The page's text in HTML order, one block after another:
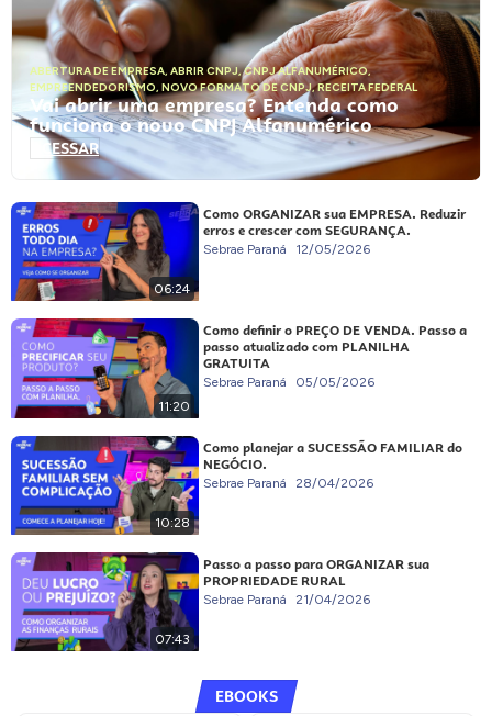
ABERTURA DE EMPRESA, ABRIR CNPJ,CNPJ ALFANUMÉRICO,
EMPREENDEDORISMO, NOVO FORMATO DE CNPJ,RECEITA FEDERAL
Vai abrir uma empresa? Entenda como
funciona o novo CNPJ Alfanumérico
ACESSAR
06:24
Como ORGANIZAR sua EMPRESA. Reduzir
erros e crescer com SEGURANÇA.
Sebrae Paraná 12/05/2026
11:20
Como definir o PREÇO DE VENDA. Passo a
passo atualizado com PLANILHA
GRATUITA
Sebrae Paraná 05/05/2026
10:28
Como planejar a SUCESSÃO FAMILIAR do
NEGÓCIO.
Sebrae Paraná 28/04/2026
07:43
Passo a passo para ORGANIZAR sua
PROPRIEDADE RURAL
Sebrae Paraná 21/04/2026
EBOOKS